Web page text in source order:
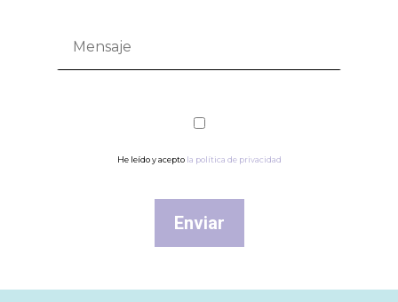
He leído y acepto la política de privacidad